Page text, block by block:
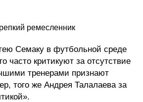
ремесленник
Семаку в футбольной среде
часто критикуют за отсутствие
тренерами признают
того же Андрея Талалаева за